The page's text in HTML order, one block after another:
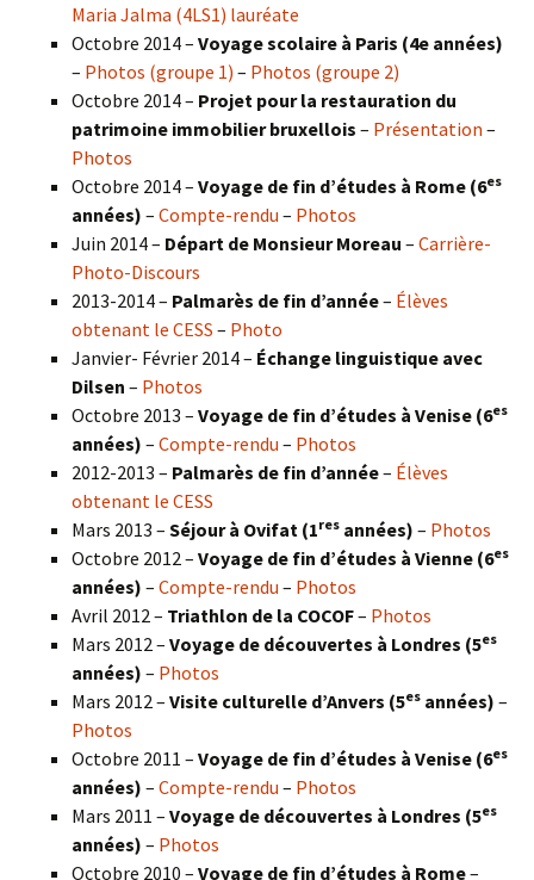
Maria Jalma (4LS1) lauréate
Octobre 2014 – Voyage scolaire à Paris (4e années)
– Photos (groupe 1) – Photos (groupe 2)
Octobre 2014 – Projet pour la restauration du
patrimoine immobilier bruxellois – Présentation –
Photos
Octobre 2014 – Voyage de fin d’études à Rome (6es
années) – Compte-rendu – Photos
Juin 2014 – Départ de Monsieur Moreau – Carrière-
Photo-Discours
2013-2014 – Palmarès de fin d’année– Élèves
obtenant le CESS – Photo
Janvier- Février 2014 – Échange linguistique avec
Dilsen – Photos
Octobre 2013 – Voyage de fin d’études à Venise (6es
années) – Compte-rendu – Photos
2012-2013 – Palmarès de fin d’année– Élèves
obtenant le CESS
Mars 2013 – Séjour à Ovifat (1res années) – Photos
Octobre 2012 – Voyage de fin d’études à Vienne (6es
années) – Compte-rendu – Photos
Avril 2012 – Triathlon de la COCOF– Photos
Mars 2012 – Voyage de découvertes à Londres (5es
années) – Photos
Mars 2012 – Visite culturelle d’Anvers (5es années) –
Photos
Octobre 2011 – Voyage de fin d’études à Venise (6es
années) – Compte-rendu – Photos
Mars 2011 – Voyage de découvertes à Londres (5es
années) – Photos
Octobre 2010 – Voyage de fin d’études à Rome–